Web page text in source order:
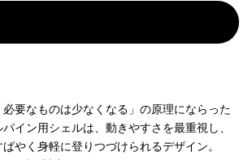
必要なものは少なくなる」の原理にならった
イン用シェルは、動きやすさを最重視し、
やく身軽に登りつづけられるデザイン。